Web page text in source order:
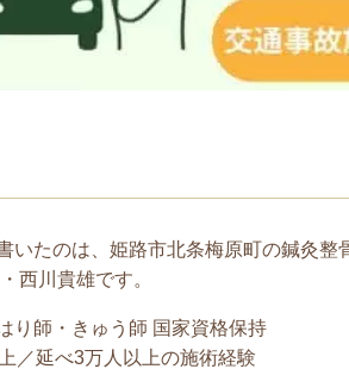
いたのは、姫路市北条梅原町の鍼灸整
西川貴雄です。
り師・きゅう師 国家資格保持
／延べ3万人以上の施術経験